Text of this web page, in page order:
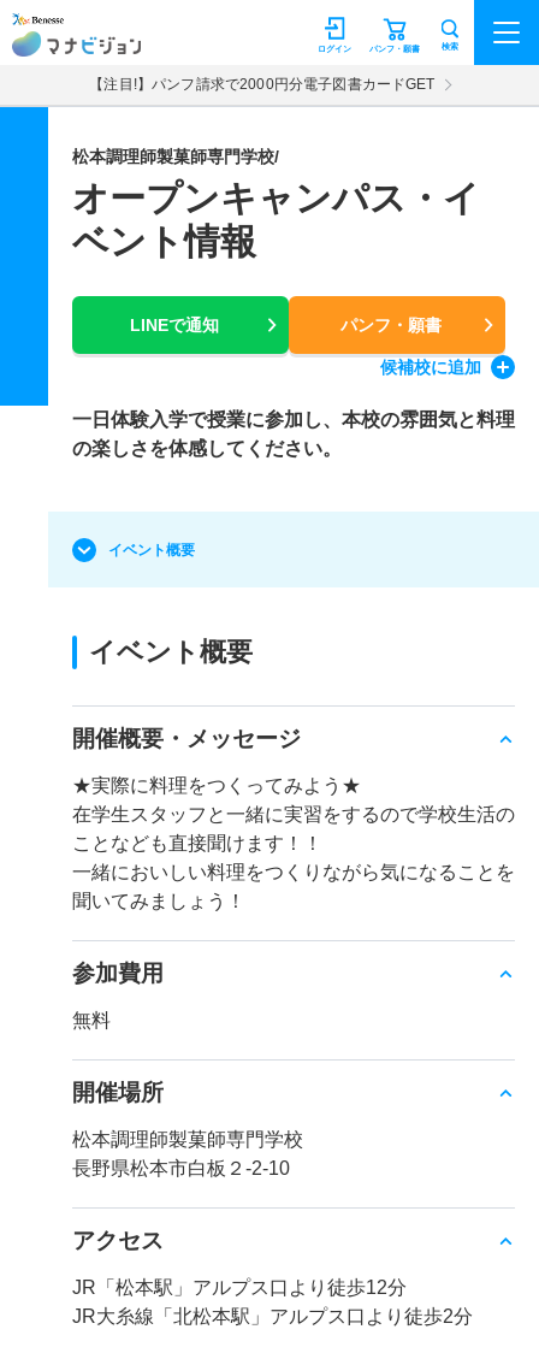
マナビジョン パンフ・願書
ログイン 検索
【注目!】パンフ請求で2000円分電子図書カードGET
松本調理師製菓師専門学校/
オープンキャンパス・イ
ベント情報
LINEで通知 パンフ・願書
候補校に追加
一日体験入学で授業に参加し、本校の雰囲気と料理
の楽しさを体感してください。
イベント概要
イベント概要
開催概要・メッセージ
★実際に料理をつくってみよう★
在学生スタッフと一緒に実習をするので学校生活の
ことなども直接聞けます！！
一緒においしい料理をつくりながら気になることを
聞いてみましょう！
参加費用
無料
開催場所
松本調理師製菓師専門学校
長野県松本市白板２-2-10
アクセス
JR「松本駅」アルプス口より徒歩12分
JR大糸線「北松本駅」アルプス口より徒歩2分